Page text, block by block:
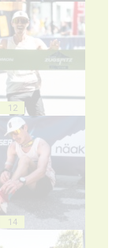
12
14